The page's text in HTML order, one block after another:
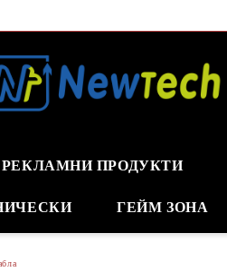
РЕКЛАМНИ ПРОДУКТИ
ГЕЙМ ЗОНА